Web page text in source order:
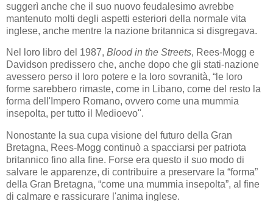
suggerì anche che il suo nuovo feudalesimo avrebbe
mantenuto molti degli aspetti esteriori della normale vita
inglese, anche mentre la nazione britannica si disgregava.
Nel loro libro del 1987, Blood in the Streets, Rees-Mogg e
Davidson predissero che, anche dopo che gli stati-nazione
avessero perso il loro potere e la loro sovranità, “le loro
forme sarebbero rimaste, come in Libano, come del resto la
forma dell'Impero Romano, ovvero come una mummia
insepolta, per tutto il Medioevo".
Nonostante la sua cupa visione del futuro della Gran
Bretagna, Rees-Mogg continuò a spacciarsi per patriota
britannico fino alla fine. Forse era questo il suo modo di
salvare le apparenze, di contribuire a preservare la “forma”
della Gran Bretagna, “come una mummia insepolta”, al fine
di calmare e rassicurare l'anima inglese.